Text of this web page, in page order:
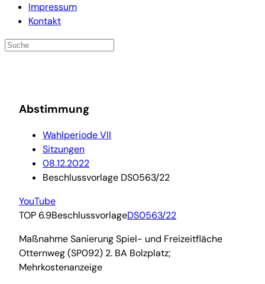
Impressum
Kontakt
Abstimmung
Wahlperiode VII
Sitzungen
08.12.2022
Beschlussvorlage DS0563/22
YouTube
TOP 6.9BeschlussvorlageDS0563/22
Maßnahme Sanierung Spiel- und Freizeitfläche
Otternweg (SP092) 2. BA Bolzplatz;
Mehrkostenanzeige